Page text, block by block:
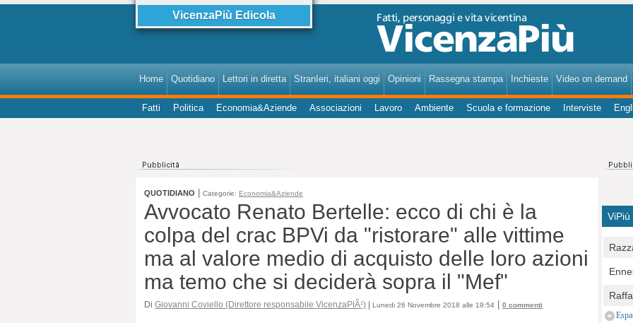
VicenzaPiù Edicola
Home Quotidiano Lettori in diretta StranIeri, italiani oggi Opinioni Rassegna stampa Inchieste Video on demand
Fatti Politica Economia&Aziende Associazioni Lavoro Ambiente Scuola e formazione Interviste
QUOTIDIANO Categorie: Economia&Aziende
Avvocato Renato Bertelle: ecco di chi è la
colpa del crac BPVi da "ristorare" alle vittime
ma al valore medio di acquisto delle loro azioni
ma temo che si deciderà sopra il "Mef"
Di Giovanni Coviello (Direttore responsabile VicenzaPiÃ¹) | Lunedi 26 Novembre 2018 alle 19:54 0 commenti
ViPiù
per
E